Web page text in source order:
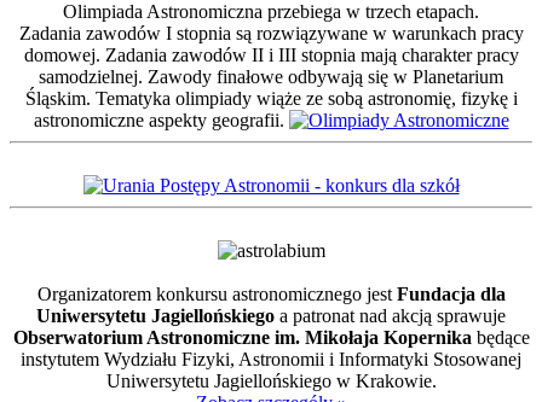
Olimpiada Astronomiczna przebiega w trzech etapach.
Zadania zawodów I stopnia są rozwiązywane w warunkach pracy
domowej. Zadania zawodów II i III stopnia mają charakter pracy
samodzielnej. Zawody finałowe odbywają się w Planetarium
Śląskim. Tematyka olimpiady wiąże ze sobą astronomię, fizykę i
astronomiczne aspekty geografii.
Organizatorem konkursu astronomicznego jestFundacja dla
Uniwersytetu Jagiellońskiego a patronat nad akcją sprawuje
Obserwatorium Astronomiczne im. Mikołaja Kopernikabędące
instytutem Wydziału Fizyki, Astronomii i Informatyki Stosowanej
Uniwersytetu Jagiellońskiego w Krakowie.